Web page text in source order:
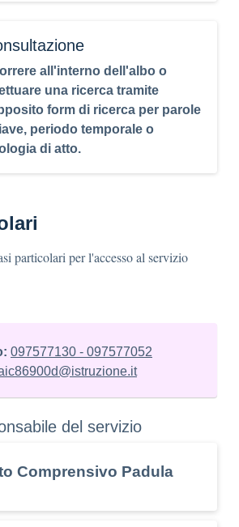
all'interno dell'albo o
una ricerca tramite
form di ricerca per parole
periodo temporale o
di atto.
particolari per l'accesso al servizio
097577130 - 097577052
del servizio
Comprensivo Padula